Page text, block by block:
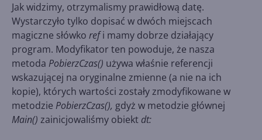
Jak widzimy, otrzymalismy prawidłową datę.
Wystarczyło tylko dopisać w dwóch miejscach
magiczne słówko refi mamy dobrze działający
program. Modyfikator ten powoduje, że nasza
metoda PobierzCzas() używa właśnie referencji
wskazującej na oryginalne zmienne (a nie na ich
kopie), których wartości zostały zmodyfikowane w
metodzie PobierzCzas(), gdyż w metodzie głównej
Main() zainicjowaliśmy obiekt dt: